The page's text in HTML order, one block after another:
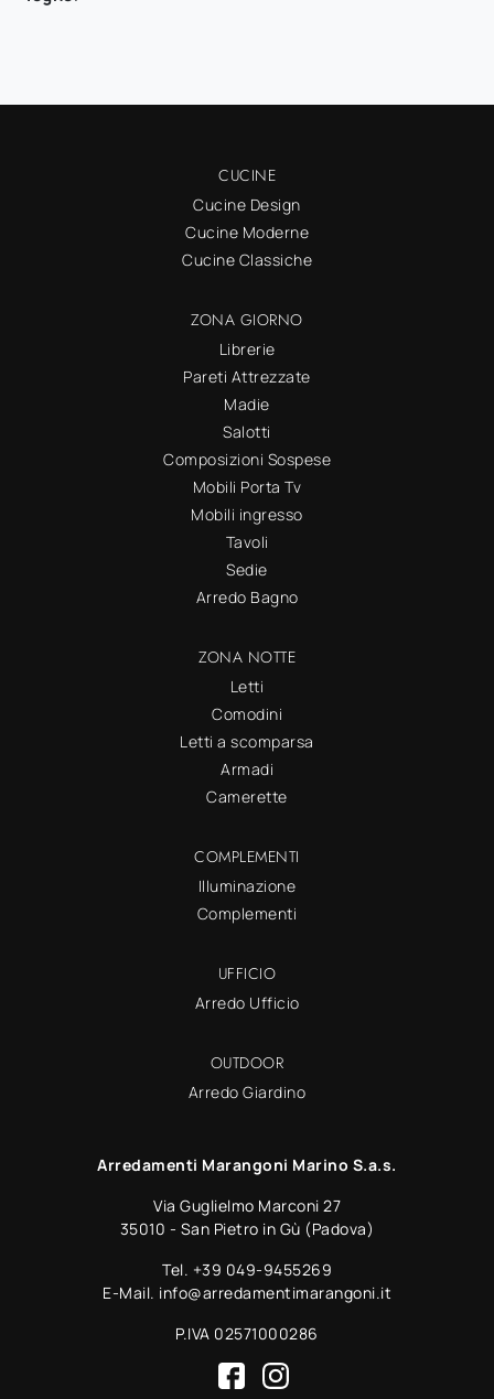
CUCINE
Cucine Design
Cucine Moderne
Cucine Classiche
ZONA GIORNO
Librerie
Pareti Attrezzate
Madie
Salotti
Composizioni Sospese
Mobili Porta Tv
Mobili ingresso
Tavoli
Sedie
Arredo Bagno
ZONA NOTTE
Letti
Comodini
Letti a scomparsa
Armadi
Camerette
COMPLEMENTI
Illuminazione
Complementi
UFFICIO
Arredo Ufficio
OUTDOOR
Arredo Giardino
Arredamenti Marangoni Marino S.a.s.
Via Guglielmo Marconi 27
35010 - San Pietro in Gù (Padova)
Tel. +39 049-9455269
E-Mail. info@arredamentimarangoni.it
P.IVA 02571000286